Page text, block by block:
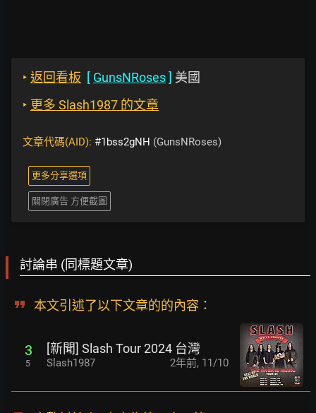
‣ 返回看板 [ GunsNRoses] 美國
‣ 更多 Slash1987 的文章
文章代碼(AID): #1bss2gNH (GunsNRoses)
更多分享選項
關閉廣告 方便截圖
討論串 (同標題文章)
本文引述了以下文章的的內容：
3
5
[新聞] Slash Tour 2024 台灣
Slash1987 2年前, 11/10